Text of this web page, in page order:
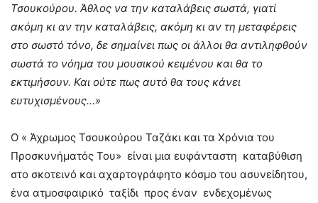
Τσουκούρου. Άθλος να την καταλάβεις σωστά, γιατί
ακόμη κι αν την καταλάβεις, ακόμη κι αν τη μεταφέρεις
στο σωστό τόνο, δε σημαίνει πως οι άλλοι θα αντιληφθούν
σωστά το νόημα του μουσικού κειμένου και θα το
εκτιμήσουν. Και ούτε πως αυτό θα τους κάνει
ευτυχισμένους…»
Ο « Άχρωμος Τσουκούρου Ταζάκι και τα Χρόνια του
Προσκυνήματός Του» είναι μια ευφάνταστη καταβύθιση
στο σκοτεινό και αχαρτογράφητο κόσμο του ασυνείδητου,
ένα ατμοσφαιρικό ταξίδι προς έναν ενδεχομένως